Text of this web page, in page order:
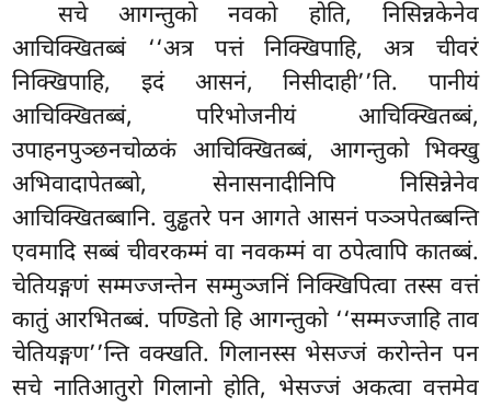
सचे आगन्तुको नवको होति, निसिन्नकेनेव
आचिक्खितब्बं ‘‘अत्र पत्तं निक्खिपाहि, अत्र चीवरं
निक्खिपाहि, इदं आसनं, निसीदाही’’ति. पानीयं
आचिक्खितब्बं, परिभोजनीयं आचिक्खितब्बं,
उपाहनपुञ्छनचोळकं आचिक्खितब्बं, आगन्तुको भिक्खु
अभिवादापेतब्बो, सेनासनादीनिपि निसिन्नेनेव
आचिक्खितब्बानि. वुड्ढतरे पन आगते आसनं पञ्ञपेतब्बन्ति
एवमादि सब्बं चीवरकम्मं वा नवकम्मं वा ठपेत्वापि कातब्बं.
चेतियङ्गणं सम्मज्जन्तेन सम्मुञ्जनिं निक्खिपित्वा तस्स वत्तं
कातुं आरभितब्बं. पण्डितो हि आगन्तुको ‘‘सम्मज्जाहि ताव
चेतियङ्गण’’न्ति वक्खति. गिलानस्स भेसज्जं करोन्तेन पन
सचे नातिआतुरो गिलानो होति, भेसज्जं अकत्वा वत्तमेव